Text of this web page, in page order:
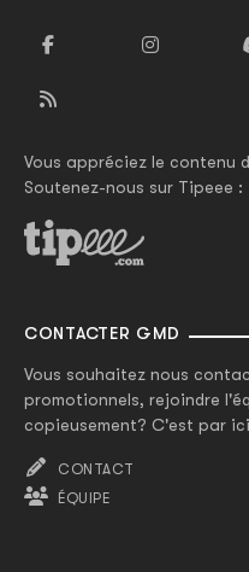
Vous appréciez le contenu
Soutenez-nous sur Tipeee :
CONTACTER GMD
Vous souhaitez nous
promotionnels, rejoindre
copieusement? C'est par
CONTACT
ÉQUIPE